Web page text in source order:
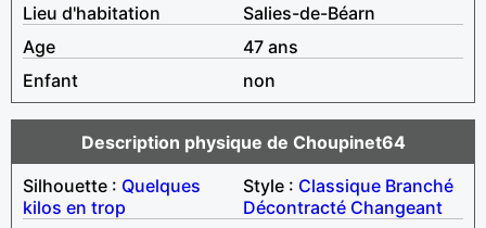
Lieu d'habitation
Salies-de-Béarn
Age
47 ans
Enfant
non
Description physique de Choupinet64
Silhouette : Quelques
kilos en trop
Style : Classique Branché
Décontracté Changeant